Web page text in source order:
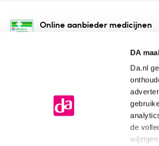
DA
Da.nl
de
Online aanbieder medicijnen
onze webshop mag verkopen.
Algemene